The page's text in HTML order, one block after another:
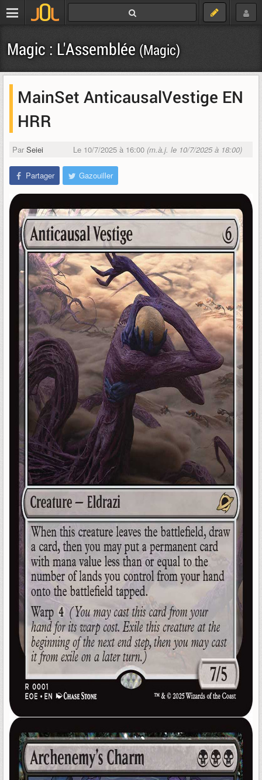
Magic : L'Assemblée(Magic)
MainSet AnticausalVestige EN
HRR
Par Seiei Le 10/7/2025 à 16:00 (m.à.j. le 10/7/2025 à 18:00)
Partager Gazouiller